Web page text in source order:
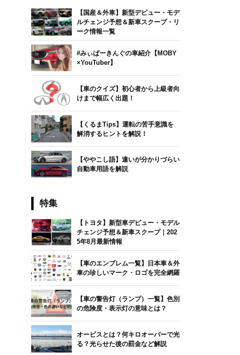
【国産＆外車】新型デビュー・モデ
ルチェンジ予想＆新車スクープ・リ
ーク情報一覧
#みぃぱーきんぐの車紹介【MOBY
×YouTuber】
【車のクイズ】初心者から上級者向
けまで幅広く出題！
【くるまTips】運転の苦手意識を
解消するヒントを解説！
【ややこし語】違いが分かりづらい
自動車用語を解説
特集
【トヨタ】新型車デビュー・モデル
チェンジ予想＆新車スクープ｜202
5年8月最新情報
【車のエンブレム一覧】日本車＆外
車の珍しいマーク・ロゴを完全網羅
【車の警告灯（ランプ）一覧】色別
の危険度・表示灯の意味とは？
オービスとは？何キロオーバーで光
る？光らせた後の罰金など解説